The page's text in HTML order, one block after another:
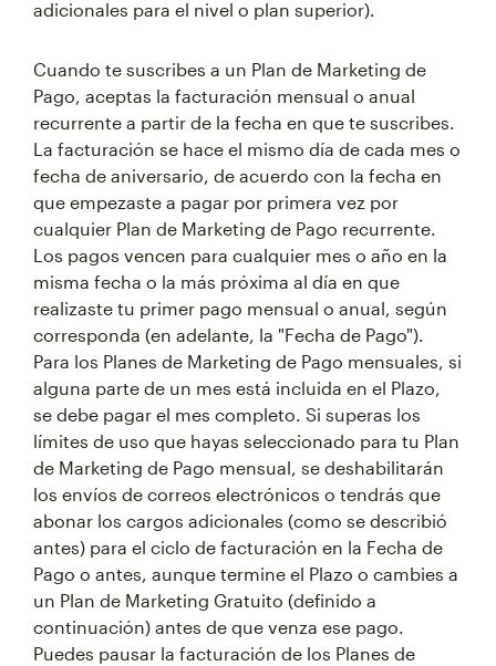
adicionales para el nivel o plan superior).
Cuando te suscribes a un Plan de Marketing de
Pago, aceptas la facturación mensual o anual
recurrente a partir de la fecha en que te suscribes.
La facturación se hace el mismo día de cada mes o
fecha de aniversario, de acuerdo con la fecha en
que empezaste a pagar por primera vez por
cualquier Plan de Marketing de Pago recurrente.
Los pagos vencen para cualquier mes o año en la
misma fecha o la más próxima al día en que
realizaste tu primer pago mensual o anual, según
corresponda (en adelante, la "Fecha de Pago").
Para los Planes de Marketing de Pago mensuales, si
alguna parte de un mes está incluida en el Plazo,
se debe pagar el mes completo. Si superas los
límites de uso que hayas seleccionado para tu Plan
de Marketing de Pago mensual, se deshabilitarán
los envíos de correos electrónicos o tendrás que
abonar los cargos adicionales (como se describió
antes) para el ciclo de facturación en la Fecha de
Pago o antes, aunque termine el Plazo o cambies a
un Plan de Marketing Gratuito (definido a
continuación) antes de que venza ese pago.
Puedes pausar la facturación de los Planes de